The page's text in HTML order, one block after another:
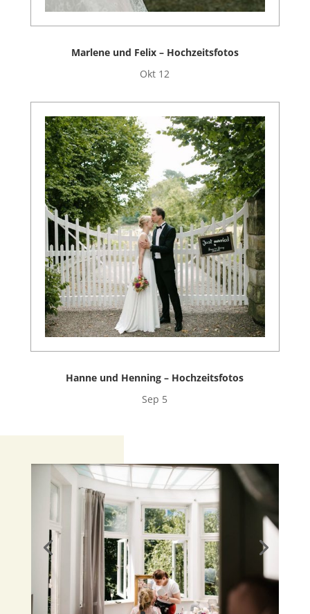
Marlene und Felix – Hochzeitsfotos
Okt 12
Hanne und Henning – Hochzeitsfotos
Sep 5